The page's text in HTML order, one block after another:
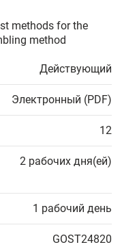
methods for the
method
Действующий
Электронный (PDF)
12
2 рабочих дня(ей)
1 рабочий день
GOST24820